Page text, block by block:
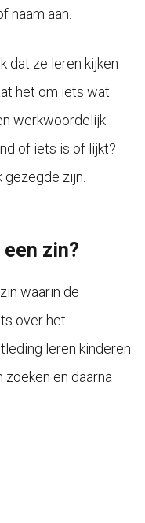
naam aan.
dat ze leren kijken
het om iets wat
werkwoordelijk
of iets is of lijkt?
gezegde zijn.
zin?
waarin de
over het
leren kinderen
en daarna